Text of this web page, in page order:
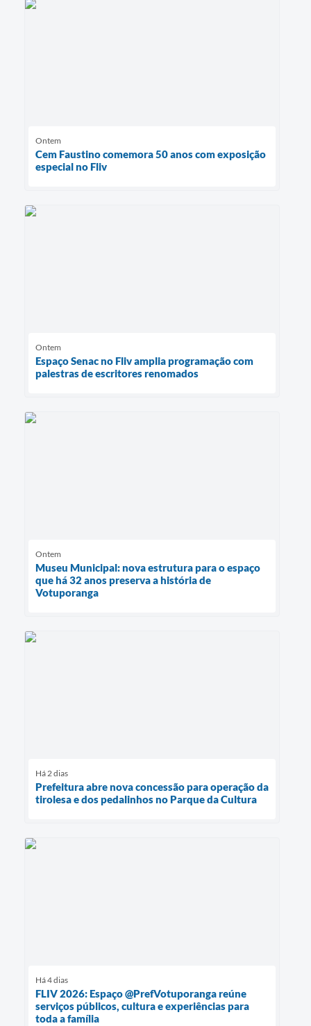
Ontem
Cem Faustino comemora 50 anos com exposição
especial no Fliv
Ontem
Espaço Senac no Fliv amplia programação com
palestras de escritores renomados
Ontem
Museu Municipal: nova estrutura para o espaço
que há 32 anos preserva a história de
Votuporanga
Há 2 dias
Prefeitura abre nova concessão para operação da
tirolesa e dos pedalinhos no Parque da Cultura
Há 4 dias
FLIV 2026: Espaço @PrefVotuporanga reúne
serviços públicos, cultura e experiências para
toda a família